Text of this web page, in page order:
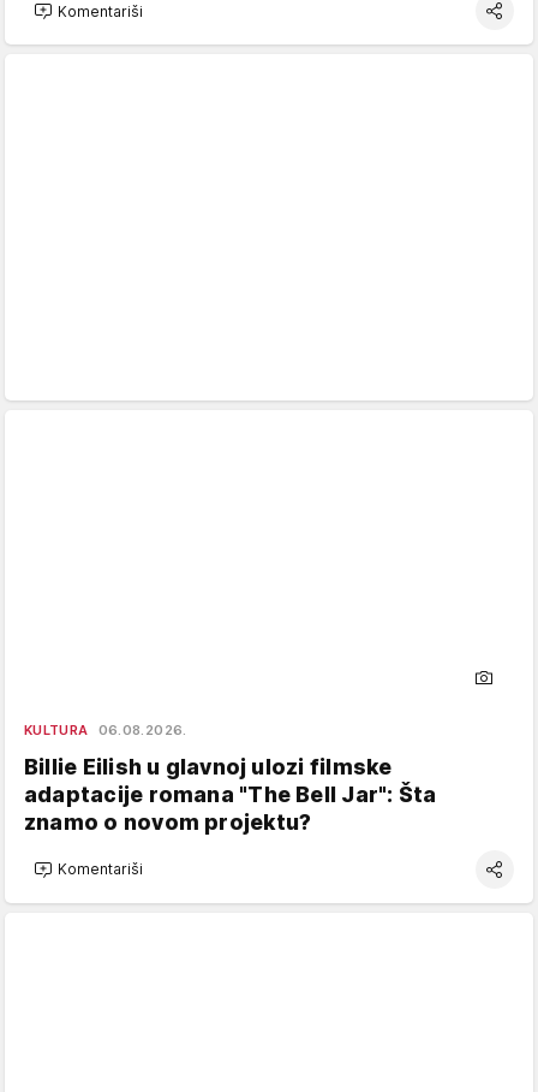
Komentariši
KULTURA 06.08.2026.
Billie Eilish u glavnoj ulozi filmske
adaptacije romana "The Bell Jar": Šta
znamo o novom projektu?
Komentariši